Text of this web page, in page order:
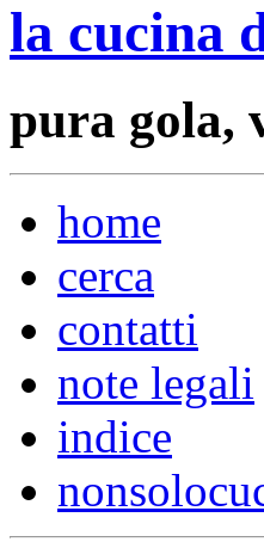
la cucina
pura gola,
home
cerca
contatti
note legali
indice